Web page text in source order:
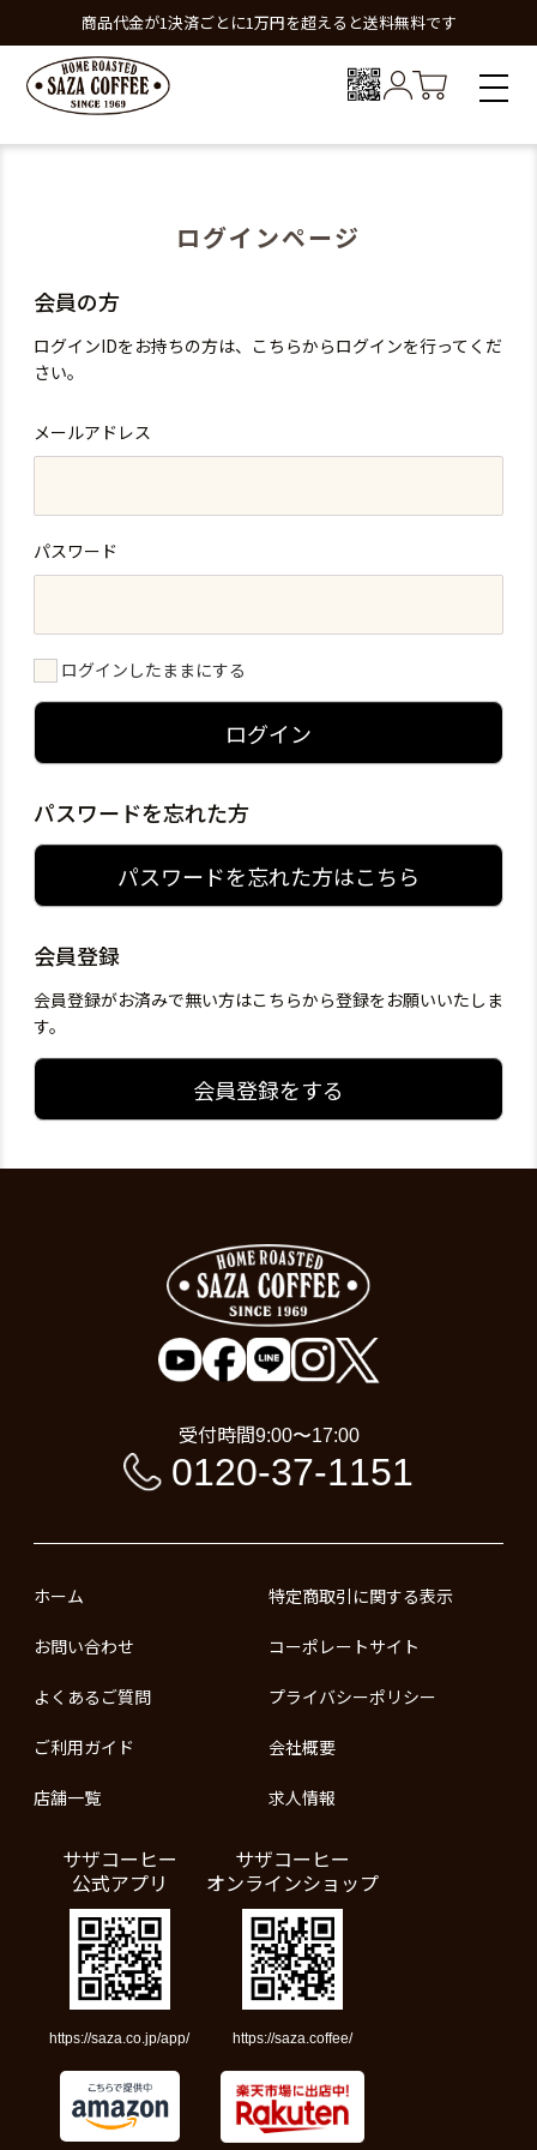
商品代金が1決済ごとに1万円を超えると送料無料です
ログインページ
会員の方
ログインIDをお持ちの方は、こちらからログインを行ってくだ
さい。
メールアドレス
パスワード
ログインしたままにする
ログイン
パスワードを忘れた方
パスワードを忘れた方はこちら
会員登録
会員登録がお済みで無い方はこちらから登録をお願いいたしま
す。
会員登録をする
受付時間9:00〜17:00
0120-37-1151
ホーム
お問い合わせ
よくあるご質問
ご利用ガイド
店舗一覧
特定商取引に関する表示
コーポレートサイト
プライバシーポリシー
会社概要
求人情報
サザコーヒー
公式アプリ
https://saza.co.jp/app/
サザコーヒー
オンラインショップ
https://saza.coffee/